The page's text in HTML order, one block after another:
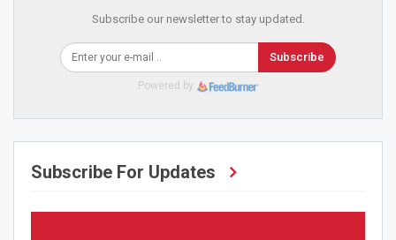
Subscribe our newsletter to stay updated.
Subscribe
Powered by
Subscribe For Updates